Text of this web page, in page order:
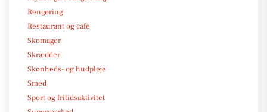
Rengøring
Restaurant og café
Skomager
Skrædder
Skønheds- og hudpleje
Smed
Sport og fritidsaktivitet